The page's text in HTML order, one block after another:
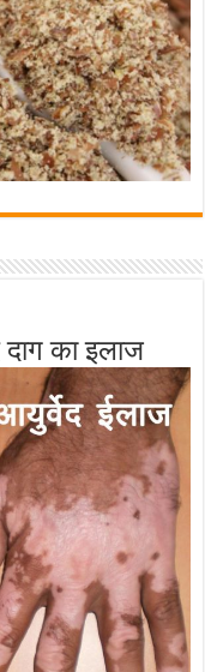
का इलाज